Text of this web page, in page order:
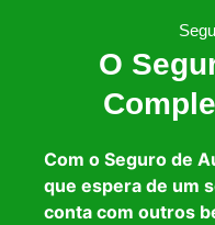
O
Com o Seguro de
que espera de um
conta com outros